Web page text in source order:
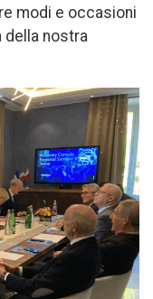
modi e occasioni
della nostra